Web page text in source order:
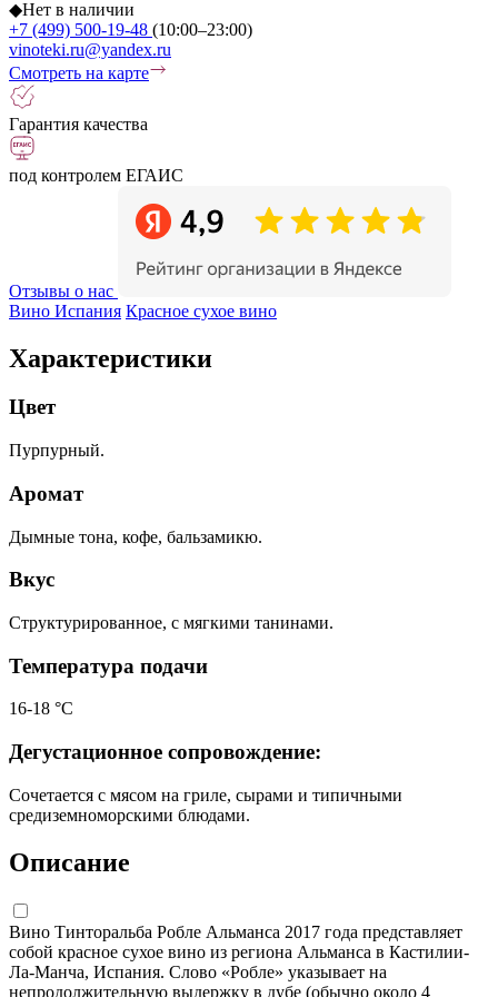
◆Нет в наличии
+7 (499) 500-19-48 (10:00–23:00)
vinoteki.ru@yandex.ru
Смотреть на карте
Гарантия качества
под контролем ЕГАИС
Отзывы о нас
Вино Испания Красное сухое вино
Характеристики
Цвет
Пурпурный.
Аромат
Дымные тона, кофе, бальзамикю.
Вкус
Структурированное, с мягкими танинами.
Температура подачи
16-18 °С
Дегустационное сопровождение:
Сочетается с мясом на гриле, сырами и типичными
средиземноморскими блюдами.
Описание
Вино Тинторальба Робле Альманса 2017 года представляет
собой красное сухое вино из региона Альманса в Кастилии-
Ла-Манча, Испания. Слово «Робле» указывает на
непродолжительную выдержку в дубе (обычно около 4